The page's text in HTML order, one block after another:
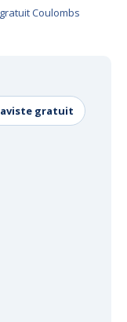
Coulombs
gratuit